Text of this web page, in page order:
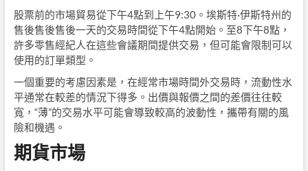
股票前的市場貿易從下午4點到上午9:30。埃斯特·伊斯特州的
售後售後售後一天的交易時間從下午4點開始。至8下午8點，
許多零售經紀人在這些會議期間提供交易，但可能會限制可以
使用的訂單類型。
一個重要的考慮因素是，在經常市場時間外交易時，流動性水
平通常在較差的情況下得多。出價與報價之間的差價往往較
寬，“薄”的交易水平可能會導致較高的波動性，攜帶有關的風
險和機遇。
期貨市場